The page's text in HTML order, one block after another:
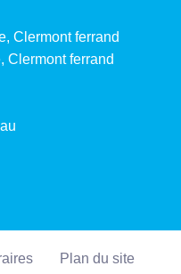
Clermont ferrand
Clermont ferrand
Plan du site